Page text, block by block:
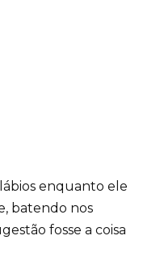
enquanto ele
batendo nos
fosse a coisa